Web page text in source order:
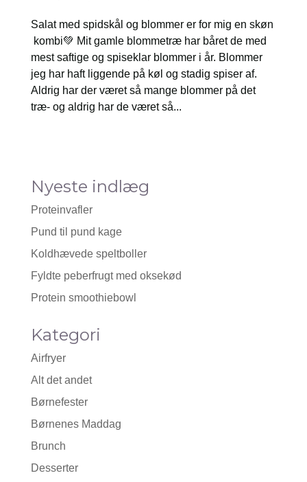
Salat med spidskål og blommer er for mig en skøn
kombi💚 Mit gamle blommetræ har båret de med
mest saftige og spiseklar blommer i år. Blommer
jeg har haft liggende på køl og stadig spiser af.
Aldrig har der været så mange blommer på det
træ- og aldrig har de været så...
Nyeste indlæg
Proteinvafler
Pund til pund kage
Koldhævede speltboller
Fyldte peberfrugt med oksekød
Protein smoothiebowl
Kategori
Airfryer
Alt det andet
Børnefester
Børnenes Maddag
Brunch
Desserter